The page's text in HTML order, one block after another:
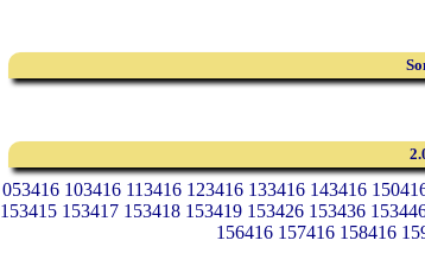
053416 103416 113416 123416 133416 143416
153415 153417 153418 153419 153426 153436
156416 157416 158416